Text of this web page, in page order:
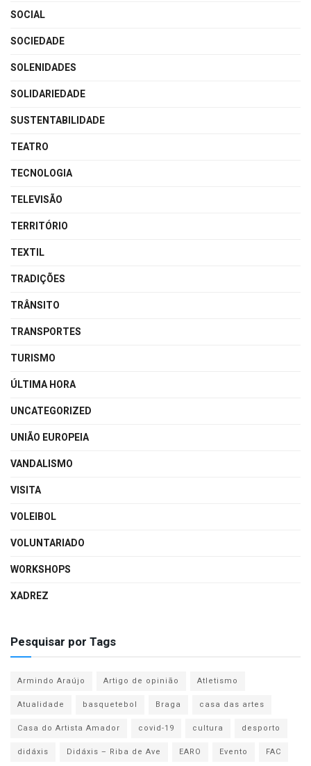
SOCIAL
SOCIEDADE
SOLENIDADES
SOLIDARIEDADE
SUSTENTABILIDADE
TEATRO
TECNOLOGIA
TELEVISÃO
TERRITÓRIO
TEXTIL
TRADIÇÕES
TRÂNSITO
TRANSPORTES
TURISMO
ÚLTIMA HORA
UNCATEGORIZED
UNIÃO EUROPEIA
VANDALISMO
VISITA
VOLEIBOL
VOLUNTARIADO
WORKSHOPS
XADREZ
Pesquisar por Tags
Armindo Araújo Artigo de opinião
Atletismo
Atualidade
basquetebol Braga
casa das artes
Casa do Artista Amador
covid-19 cultura
desporto
didáxis
Didáxis – Riba de Ave EARO Evento
FAC